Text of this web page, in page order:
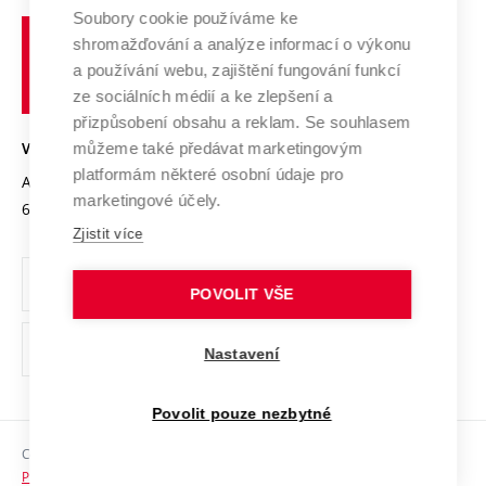
Výzkumné infrastruktury
Transfer znalostí
Open Science
Projekty
Projekty ze strukturálních fondů
Specifický výzkum
Spolupráce se školami
Služby univerzity
Mezinárodní dohody
Univerzitní sítě
Profil univerzity
Udržitelná univerzita
Podnikavá univerzita / ContriBUTe
Bezpečná univerzita
Vyznamenání
Organizační struktura
Ochrana osobních údajů
odkaz)
Sociální bezpečí
učení
technické
VYSOKÉ UČENÍ TECHNICKÉ V BRNĚ
Antonínská 548/1
602 00 Brno
www.vut.cz
vut@vutbr.cz
Copyright © 2026 VUT
Prohlášení o přístupnosti
Soubory cookie používáme ke
shromažďování a analýze informací o výkonu
a používání webu, zajištění fungování funkcí
ze sociálních médií a ke zlepšení a
přizpůsobení obsahu a reklam. Se souhlasem
můžeme také předávat marketingovým
platformám některé osobní údaje pro
marketingové účely.
Zjistit více
POVOLIT VŠE
Nastavení
Povolit pouze nezbytné